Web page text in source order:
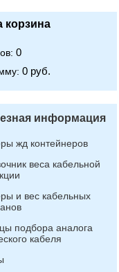
корзина
0
0 руб.
информация
жд контейнеров
веса кабельной
и вес кабельных
подбора аналога
кабеля